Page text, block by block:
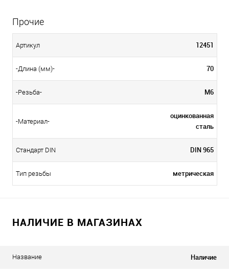
Прочие
Артикул 12451
-Длина (мм)- 70
-Резьба- М6
-Материал-
оцинкованная
сталь
Стандарт DIN DIN 965
Тип резьбы метрическая
НАЛИЧИЕ В МАГАЗИНАХ
Название Наличие